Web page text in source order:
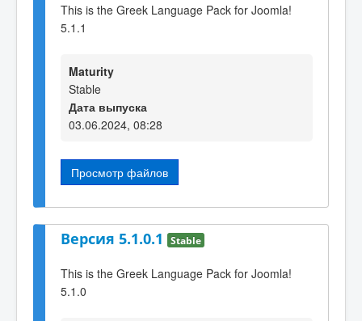
This is the Greek Language Pack for Joomla!
5.1.1
Maturity
Stable
Дата выпуска
03.06.2024, 08:28
Просмотр файлов
Версия 5.1.0.1 Stable
This is the Greek Language Pack for Joomla!
5.1.0